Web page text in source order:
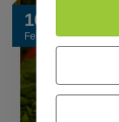
10
Feb.